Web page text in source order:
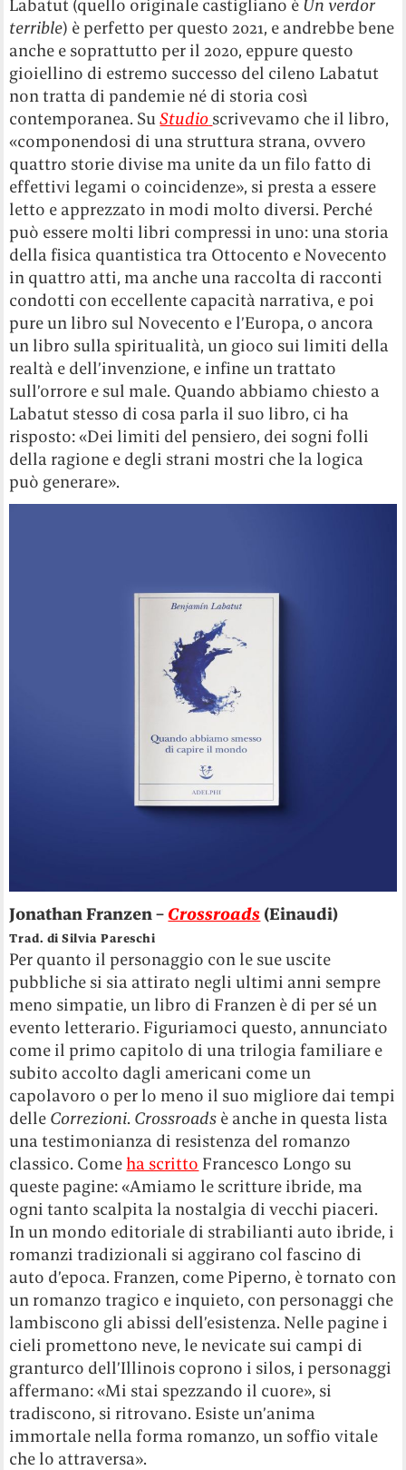
Labatut (quello originale castigliano è Un verdor
terrible) è perfetto per questo 2021, e andrebbe bene
anche e soprattutto per il 2020, eppure questo
gioiellino di estremo successo del cileno Labatut
non tratta di pandemie né di storia così
contemporanea. SuStudio scrivevamo che il libro,
«componendosi di una struttura strana, ovvero
quattro storie divise ma unite da un filo fatto di
effettivi legami o coincidenze», si presta a essere
letto e apprezzato in modi molto diversi. Perché
può essere molti libri compressi in uno: una storia
della fisica quantistica tra Ottocento e Novecento
in quattro atti, ma anche una raccolta di racconti
condotti con eccellente capacità narrativa, e poi
pure un libro sul Novecento e l’Europa, o ancora
un libro sulla spiritualità, un gioco sui limiti della
realtà e dell’invenzione, e infine un trattato
sull’orrore e sul male. Quando abbiamo chiesto a
Labatut stesso di cosa parla il suo libro, ci ha
risposto: «Dei limiti del pensiero, dei sogni folli
della ragione e degli strani mostri che la logica
può generare».
Jonathan Franzen – Crossroads (Einaudi)
Trad. di Silvia Pareschi
Per quanto il personaggio con le sue uscite
pubbliche si sia attirato negli ultimi anni sempre
meno simpatie, un libro di Franzen è di per sé un
evento letterario. Figuriamoci questo, annunciato
come il primo capitolo di una trilogia familiare e
subito accolto dagli americani come un
capolavoro o per lo meno il suo migliore dai tempi
delle Correzioni. Crossroads è anche in questa lista
una testimonianza di resistenza del romanzo
classico. Come ha scritto Francesco Longo su
queste pagine: «Amiamo le scritture ibride, ma
ogni tanto scalpita la nostalgia di vecchi piaceri.
In un mondo editoriale di strabilianti auto ibride, i
romanzi tradizionali si aggirano col fascino di
auto d’epoca. Franzen, come Piperno, è tornato con
un romanzo tragico e inquieto, con personaggi che
lambiscono gli abissi dell’esistenza. Nelle pagine i
cieli promettono neve, le nevicate sui campi di
granturco dell’Illinois coprono i silos, i personaggi
affermano: «Mi stai spezzando il cuore», si
tradiscono, si ritrovano. Esiste un’anima
immortale nella forma romanzo, un soffio vitale
che lo attraversa».